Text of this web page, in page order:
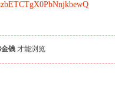
金钱才能浏览